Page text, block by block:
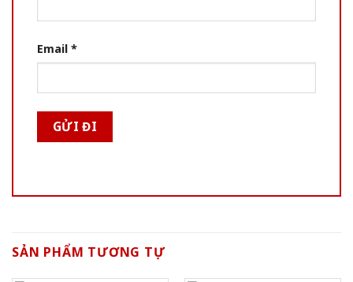
Email *
SẢN PHẨM TƯƠNG TỰ